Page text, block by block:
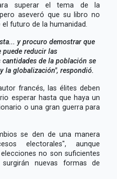
superar el tema de la
aseveró que su libro no
futuro de la humanidad.
y procuro demostrar que
puede reducir las
de la población se
la globalización", respondió.
francés, las élites deben
esperar hasta que haya un
o una gran guerra para
se den de una manera
electorales", aunque
no son suficientes
nuevas formas de